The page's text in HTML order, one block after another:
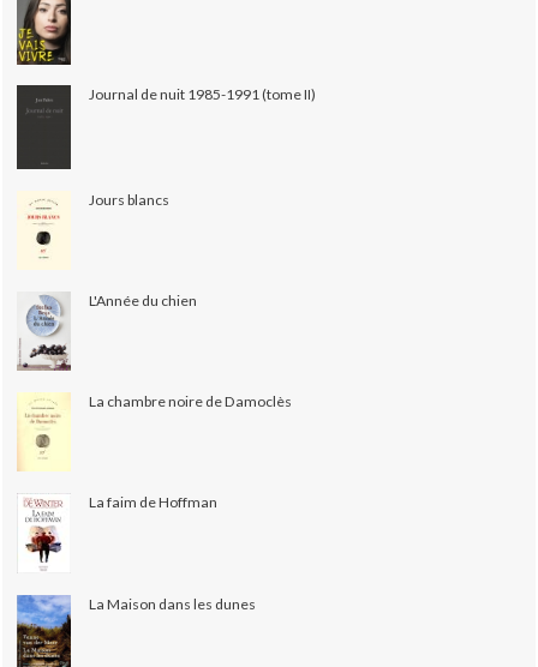
Journal de nuit 1985-1991 (tome II)
Jours blancs
L'Année du chien
La chambre noire de Damoclès
La faim de Hoffman
La Maison dans les dunes